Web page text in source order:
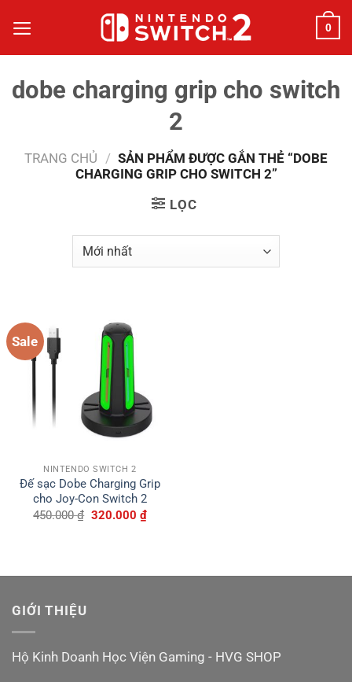
qua
nội
0
dobe charging grip cho switch
2
TRANG CHỦ / SẢN PHẨM ĐƯỢC GẮN THẺ “DOBE
CHARGING GRIP CHO SWITCH 2”
LỌC
Sale
NINTENDO SWITCH 2
Đế sạc Dobe Charging Grip
cho Joy-Con Switch 2
450.000₫ Giá
320.000 ₫Giá
hiện
GIỚI THIỆU
Hộ Kinh Doanh Học Viện Gaming - HVG SHOP